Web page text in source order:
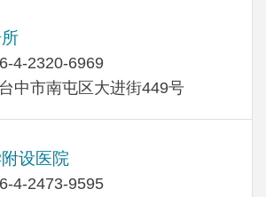
4-2320-6969
中市南屯区大进街449号
设医院
4-2473-9595